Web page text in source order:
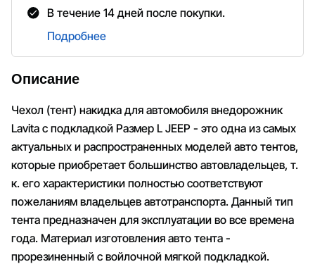
Описание
Чехол (тент) накидка для автомобиля внедорожник
Lavita с подкладкой Размер L JEEP - это одна из самых
актуальных и распространенных моделей авто тентов,
которые приобретает большинство автовладельцев, т.
к. его характеристики полностью соответствуют
пожеланиям владельцев автотранспорта. Данный тип
тента предназначен для эксплуатации во все времена
года. Материал изготовления авто тента -
прорезиненный с войлочной мягкой подкладкой.
В течение 14 дней после покупки.
Подробнее